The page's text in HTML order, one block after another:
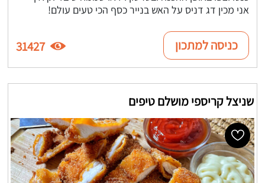
אני מכין דג דניס על האש בנייר כסף הכי טעים עולם!
כניסה למתכון 31427
שניצל קריספי מושלם טיפים